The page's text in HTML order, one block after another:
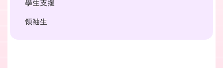
學生支援
領袖生